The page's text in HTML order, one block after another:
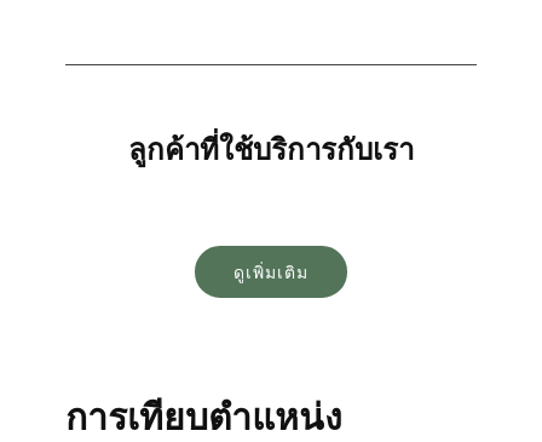
ลูกค้าที่ใช้บริการกับเรา
ดูเพิ่มเติม
การเทียบตำแหน่ง